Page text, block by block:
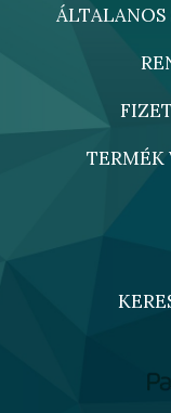
ÁLTALANOS
TERMÉK